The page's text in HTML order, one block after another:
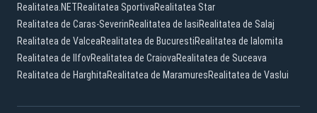
Realitatea.NETRealitatea SportivaRealitatea Star
Realitatea de Caras-SeverinRealitatea de IasiRealitatea de Salaj
Realitatea de ValceaRealitatea de BucurestiRealitatea de Ialomita
Realitatea de IlfovRealitatea de CraiovaRealitatea de Suceava
Realitatea de HarghitaRealitatea de MaramuresRealitatea de Vaslui